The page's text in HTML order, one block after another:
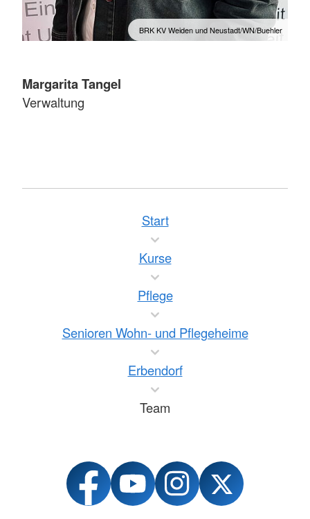
BRK KV Weiden und Neustadt/WN/Buehler
Margarita Tangel
Verwaltung
Start
Kurse
Pflege
Senioren Wohn- und Pflegeheime
Erbendorf
Team